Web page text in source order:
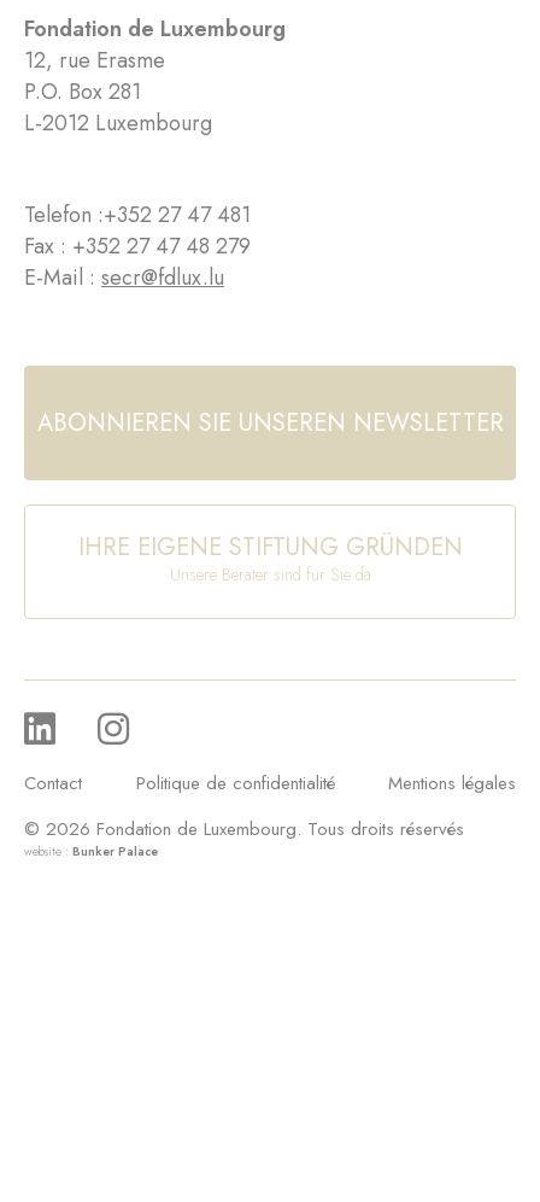
Fondation de Luxembourg
12, rue Erasme
P.O. Box 281
L-2012 Luxembourg
Telefon :+352 27 47 481
Fax : +352 27 47 48 279
E-Mail : secr@fdlux.lu
ABONNIEREN SIE UNSEREN NEWSLETTER
IHRE EIGENE STIFTUNG GRÜNDEN
Unsere Berater sind für Sie da
Contact Politique de confidentialité
Mentions légales
© 2026 Fondation de Luxembourg. Tous droits réservés
website : Bunker Palace